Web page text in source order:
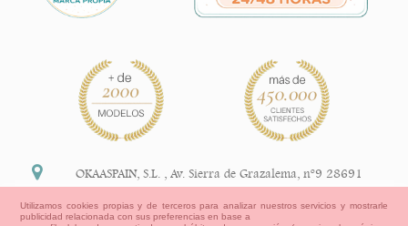
OKAASPAIN, S.L. ,Av. Sierra de Grazalema, nº9 28691
+34 91 113 89 09
Utilizamos cookies propias y de terceros para analizar nuestros servicios y mostrarle
publicidad relacionada con sus preferencias en base a